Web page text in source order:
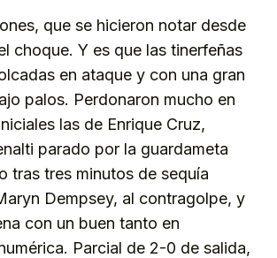
que se hicieron notar desde
choque. Y es que las tinerfeñas
en ataque y con una gran
palos. Perdonaron mucho en
las de Enrique Cruz,
parado por la guardameta
tras tres minutos de sequía
Dempsey, al contragolpe, y
con un buen tanto en
Parcial de 2-0 de salida,